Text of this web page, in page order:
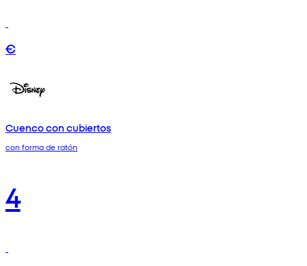
€
Cuenco con cubiertos
con forma de ratón
4